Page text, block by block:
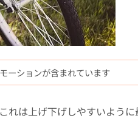
ーションが含まれています
れは上げ下げしやすいよう